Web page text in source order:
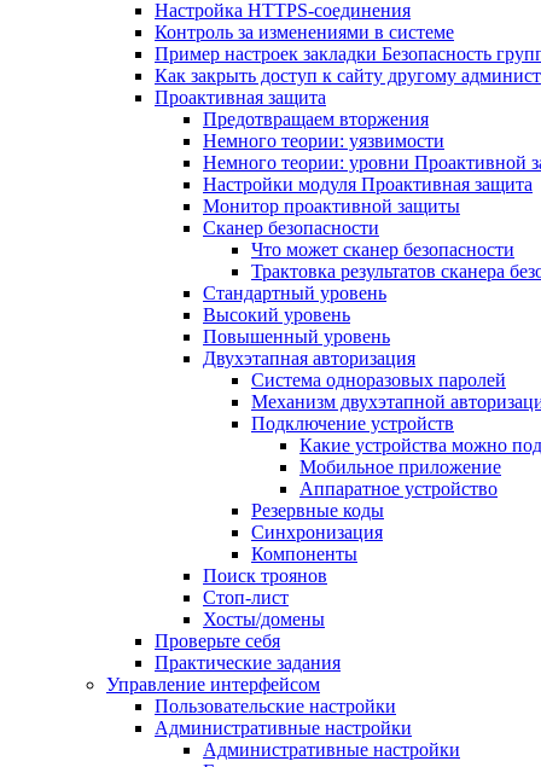
Настройка HTTPS-соединения
Контроль за изменениями в системе
Пример настроек закладки Безопасность
Как закрыть доступ к сайту другому
Проактивная защита
Предотвращаем вторжения
Немного теории: уязвимости
Немного теории: уровни Проактивной
Настройки модуля Проактивная защита
Монитор проактивной защиты
Сканер безопасности
Что может сканер безопасности
Трактовка результатов сканера
Стандартный уровень
Высокий уровень
Повышенный уровень
Двухэтапная авторизация
Система одноразовых паролей
Механизм двухэтапной
Подключение устройств
Какие устройства можно
Мобильное приложение
Аппаратное устройство
Резервные коды
Синхронизация
Компоненты
Поиск троянов
Стоп-лист
Хосты/домены
Проверьте себя
Практические задания
Управление интерфейсом
Пользовательские настройки
Административные настройки
Административные настройки